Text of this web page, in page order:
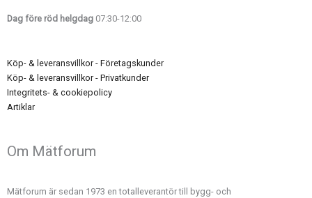
Om Mätforum
Mätforum är sedan 1973 en totalleverantör till bygg- och
Dag före röd helgdag 07:30-12:00
Köp- & leveransvillkor - Företagskunder
Köp- & leveransvillkor - Privatkunder
Integritets- & cookiepolicy
Artiklar